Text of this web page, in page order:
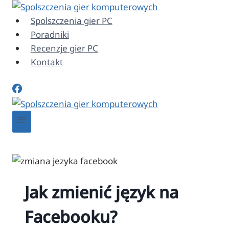
Przejdź
treści
Spolszczenia gier PC
Poradniki
Recenzje gier PC
Kontakt
Jak zmienić język na
Facebooku?